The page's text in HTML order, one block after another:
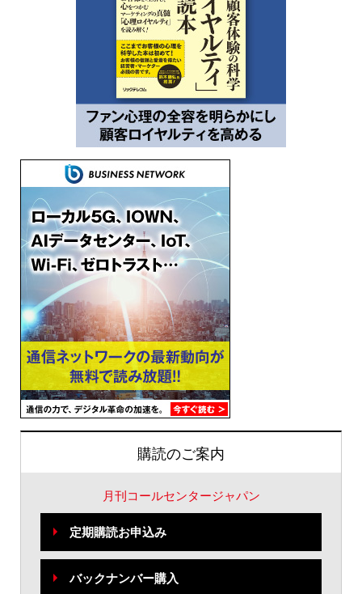
購読のご案内
月刊コールセンタージャパン
定期購読お申込み
バックナンバー購入